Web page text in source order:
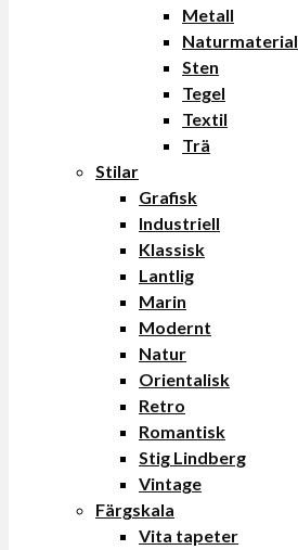
Metall
Naturmaterial
Sten
Tegel
Textil
Trä
Stilar
Grafisk
Industriell
Klassisk
Lantlig
Marin
Modernt
Natur
Orientalisk
Retro
Romantisk
Stig Lindberg
Vintage
Färgskala
Vita tapeter